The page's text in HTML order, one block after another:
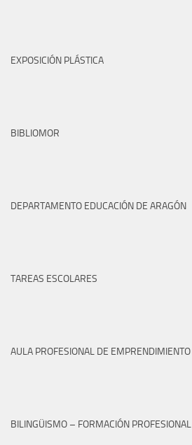
EXPOSICIÓN PLÁSTICA
BIBLIOMOR
DEPARTAMENTO EDUCACIÓN DE ARAGÓN
TAREAS ESCOLARES
AULA PROFESIONAL DE EMPRENDIMIENTO
BILINGÜISMO – FORMACIÓN PROFESIONAL